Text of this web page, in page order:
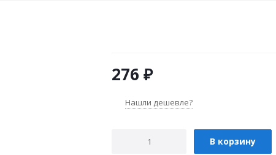
276 ₽
Нашли дешевле?
В корзину